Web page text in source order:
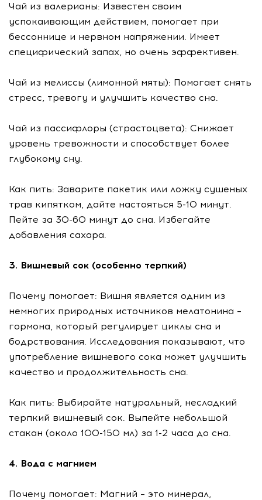
Чай из валерианы: Известен своим
успокаивающим действием, помогает при
бессоннице и нервном напряжении. Имеет
специфический запах, но очень эффективен.
Чай из мелиссы (лимонной мяты): Помогает снять
стресс, тревогу и улучшить качество сна.
Чай из пассифлоры (страстоцвета): Снижает
уровень тревожности и способствует более
глубокому сну.
Как пить: Заварите пакетик или ложку сушеных
трав кипятком, дайте настояться 5-10 минут.
Пейте за 30-60 минут до сна. Избегайте
добавления сахара.
3. Вишневый сок (особенно терпкий)
Почему помогает: Вишня является одним из
немногих природных источников мелатонина –
гормона, который регулирует циклы сна и
бодрствования. Исследования показывают, что
употребление вишневого сока может улучшить
качество и продолжительность сна.
Как пить: Выбирайте натуральный, несладкий
терпкий вишневый сок. Выпейте небольшой
стакан (около 100-150 мл) за 1-2 часа до сна.
4. Вода с магнием
Почему помогает: Магний – это минерал,